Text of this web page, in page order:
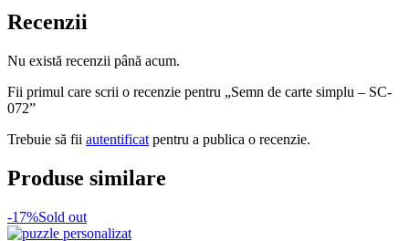
Recenzii
Nu există recenzii până acum.
Fii primul care scrii o recenzie pentru „Semn de carte simplu – SC-
072”
Trebuie să fii autentificat pentru a publica o recenzie.
Produse similare
-17%Sold out